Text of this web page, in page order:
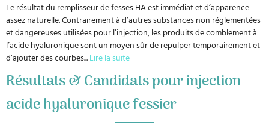
Le résultat du remplisseur de fesses HA est immédiat et d’apparence
assez naturelle. Contrairement à d’autres substances non réglementées
et dangereuses utilisées pour l’injection, les produits de comblement à
l’acide hyaluronique sont un moyen sûr de repulper temporairement et
d’ajouter des courbes...Lire la suite
Résultats & Candidats pour injection
acide hyaluronique fessier